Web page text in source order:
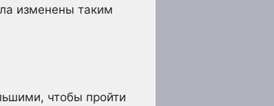
изменены таким
чтобы пройти